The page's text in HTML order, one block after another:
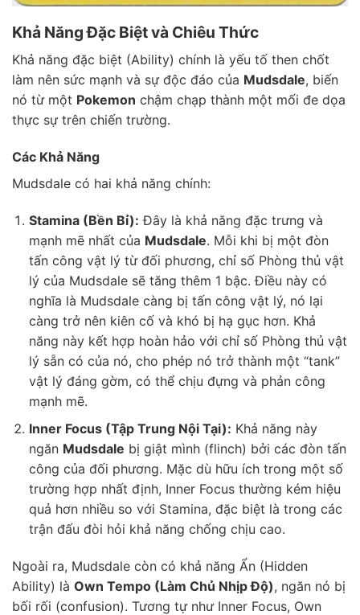
Khả Năng Đặc Biệt và Chiêu Thức
Khả năng đặc biệt (Ability) chính là yếu tố then chốt
làm nên sức mạnh và sự độc đáo của Mudsdale, biến
nó từ một Pokemon chậm chạp thành một mối đe dọa
thực sự trên chiến trường.
Các Khả Năng
Mudsdale có hai khả năng chính:
Stamina (Bền Bỉ): Đây là khả năng đặc trưng và
mạnh mẽ nhất của Mudsdale. Mỗi khi bị một đòn
tấn công vật lý từ đối phương, chỉ số Phòng thủ vật
lý của Mudsdale sẽ tăng thêm 1 bậc. Điều này có
nghĩa là Mudsdale càng bị tấn công vật lý, nó lại
càng trở nên kiên cố và khó bị hạ gục hơn. Khả
năng này kết hợp hoàn hảo với chỉ số Phòng thủ vật
lý sẵn có của nó, cho phép nó trở thành một “tank”
vật lý đáng gờm, có thể chịu đựng và phản công
mạnh mẽ.
Inner Focus (Tập Trung Nội Tại): Khả năng này
ngăn Mudsdale bị giật mình (flinch) bởi các đòn tấn
công của đối phương. Mặc dù hữu ích trong một số
trường hợp nhất định, Inner Focus thường kém hiệu
quả hơn nhiều so với Stamina, đặc biệt là trong các
trận đấu đòi hỏi khả năng chống chịu cao.
Ngoài ra, Mudsdale còn có khả năng Ẩn (Hidden
Ability) là Own Tempo (Làm Chủ Nhịp Độ), ngăn nó bị
bối rối (confusion). Tương tự như Inner Focus, Own